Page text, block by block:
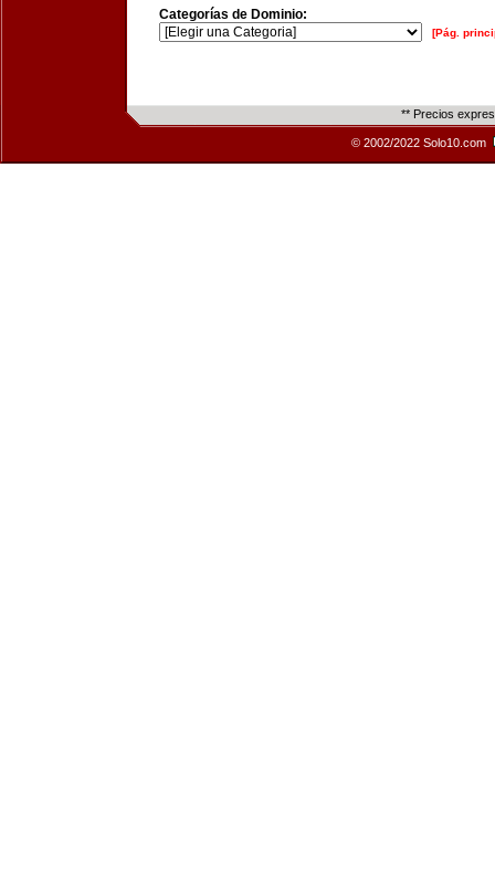
Categorías de Dominio:
[Pág.
** Precios
© 2002/2022 Solo10.com